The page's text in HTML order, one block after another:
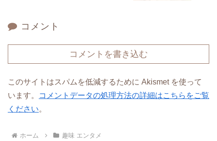
コメント
コメントを書き込む
このサイトはスパムを低減するために Akismet を使って
います。
コメントデータの処理方法の詳細はこちらをご覧
ください。
ホーム 趣味 エンタメ